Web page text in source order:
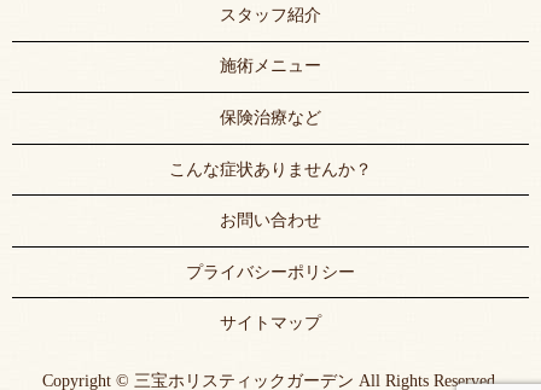
スタッフ紹介
施術メニュー
保険治療など
こんな症状ありませんか？
お問い合わせ
プライバシーポリシー
サイトマップ
Copyright © 三宝ホリスティックガーデン All Rights Reserved.